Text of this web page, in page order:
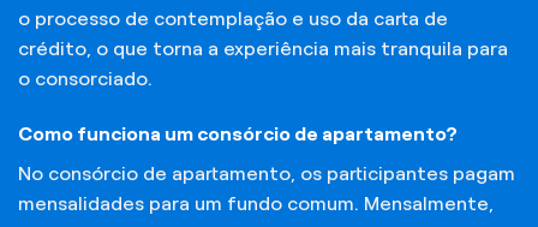
o processo de contemplação e uso da carta de
crédito, o que torna a experiência mais tranquila para
o consorciado.
Como funciona um consórcio de apartamento?
No consórcio de apartamento, os participantes pagam
mensalidades para um fundo comum. Mensalmente,